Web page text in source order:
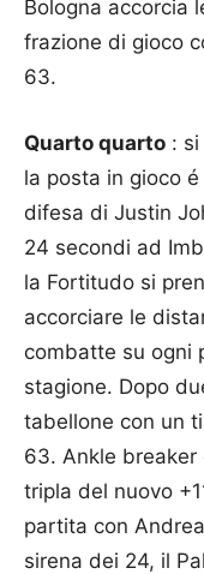
Bologna accorcia
frazione di gioco
63.
Quarto quarto :
la posta in gioco
difesa di Justin
24 secondi ad
la Fortitudo si
accorciare le
combatte su ogni
stagione. Dopo
tabellone con un
63. Ankle
tripla del nuovo
partita con
sirena dei 24, il